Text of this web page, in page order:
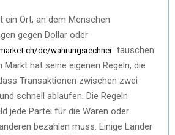
ein Ort, an dem Menschen
gegen Dollar oder
de/wahrungsrechnertauschen
Markt hat seine eigenen Regeln, die
Transaktionen zwischen zwei
schnell ablaufen. Die Regeln
jede Partei für die Waren oder
bezahlen muss. Einige Länder